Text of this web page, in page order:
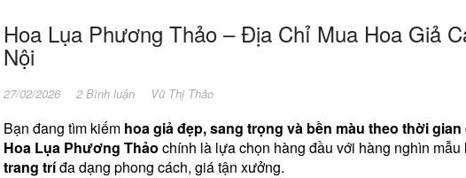
Hoa Lụa Phương Thảo – Địa Chỉ Mua Hoa Giả
Nội
27/02/2026 2 Bình luận Vũ Thị Thảo
Bạn đang tìm kiếm hoa giả đẹp, sang trọng và bền màu theo thời gian
Hoa Lụa Phương Thảo chính là lựa chọn hàng đầu với hàng nghìn mẫu
trang tríđa dạng phong cách, giá tận xưởng.